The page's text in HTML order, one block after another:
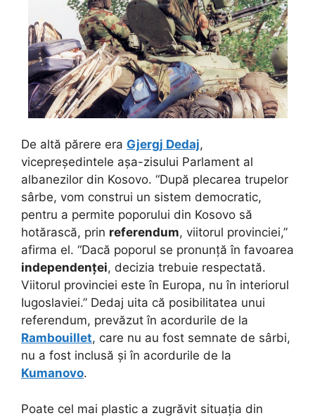
De altă părere era Gjergj Dedaj,
vicepreședintele așa-zisului Parlament al
albanezilor din Kosovo. “După plecarea trupelor
sârbe, vom construi un sistem democratic,
pentru a permite poporului din Kosovo să
hotărască, prin referendum, viitorul provinciei,”
afirma el. “Dacă poporul se pronunță în favoarea
independenței, decizia trebuie respectată.
Viitorul provinciei este în Europa, nu în interiorul
Iugoslaviei.” Dedaj uita că posibilitatea unui
referendum, prevăzut în acordurile de la
Rambouillet, care nu au fost semnate de sârbi,
nu a fost inclusă și în acordurile de la
Kumanovo.
Poate cel mai plastic a zugrăvit situația din